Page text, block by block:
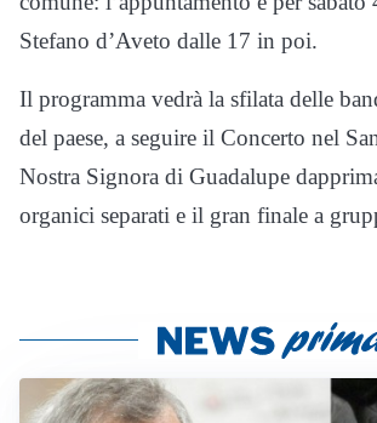
Stefano d’Aveto dalle 17 in poi.
Il programma vedrà la sfilata delle
del paese, a seguire il Concerto nel
Nostra Signora di Guadalupe
organici separati e il gran finale a